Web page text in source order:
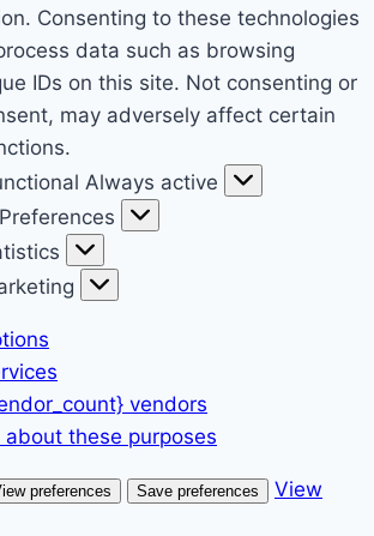
Consenting to these technologies
data such as browsing
IDs on this site. Not consenting or
may adversely affect certain
Always active
Preferences
vendors
about these purposes
preferences Save preferences
View